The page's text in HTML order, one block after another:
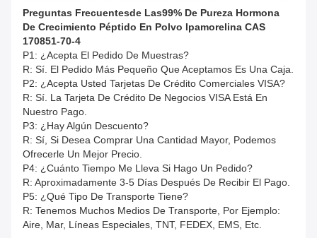
Preguntas FrecuentesDe Las99% De Pureza Hormona
De Crecimiento Péptido En Polvo Ipamorelina CAS
170851-70-4
P1: ¿Acepta El Pedido De Muestras?
R: Sí. El Pedido Más Pequeño Que Aceptamos Es Una Caja.
P2: ¿Acepta Usted Tarjetas De Crédito Comerciales VISA?
R: Sí. La Tarjeta De Crédito De Negocios VISA Está En
Nuestro Pago.
P3: ¿Hay Algún Descuento?
R: Sí, Si Desea Comprar Una Cantidad Mayor, Podemos
Ofrecerle Un Mejor Precio.
P4: ¿Cuánto Tiempo Me Lleva Si Hago Un Pedido?
R: Aproximadamente 3-5 Días Después De Recibir El Pago.
P5: ¿Qué Tipo De Transporte Tiene?
R: Tenemos Muchos Medios De Transporte, Por Ejemplo:
Aire, Mar, Líneas Especiales, TNT, FEDEX, EMS, Etc.